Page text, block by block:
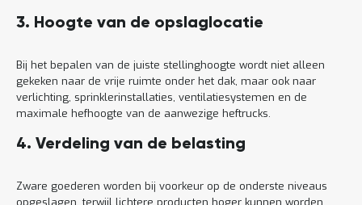
3. Hoogte van de opslaglocatie
Bij het bepalen van de juiste stellinghoogte wordt niet alleen
gekeken naar de vrije ruimte onder het dak, maar ook naar
verlichting, sprinklerinstallaties, ventilatiesystemen en de
maximale hefhoogte van de aanwezige heftrucks.
4. Verdeling van de belasting
Zware goederen worden bij voorkeur op de onderste niveaus
opgeslagen, terwijl lichtere producten hoger kunnen worden